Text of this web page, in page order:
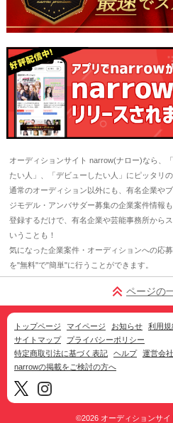
オーディションサイト narrow(ナロー)なら、
たい人」、「デビューしたい人」にピッタリ
通常のオーディション以外にも、有名企業や
ジモデル・アンバサダー募集の企業案件情報も
登録するだけで、有名企業や芸能事務所から
いうことも！
気になった企業案件・オーディションへの応
を"無料"で"簡単"に行うことができます。
ページの
トップページ マイページ お知らせ
利用規
サイトマップ
プライバシーポリシー
特定商取引法に基づく表記
ヘルプ
運営会社
narrowの掲載をご検討の方へ
©2026 オーディションサイ